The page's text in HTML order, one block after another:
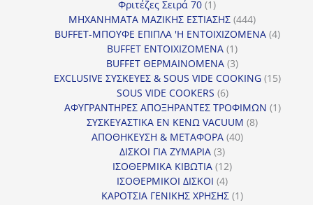
προϊόν
Φριτέζες Σειρά 70 11
προϊόν
ΜΗΧΑΝΗΜΑΤΑ ΜΑΖΙΚΗΣ ΕΣΤΙΑΣΗΣ 444444
προϊόντα
BUFFET-ΜΠΟΥΦΕ ΕΠΙΠΛΑ 'Η ΕΝΤΟΙΧΙΖΟΜΕΝΑ 44
BUFFET ΕΝΤΟΙΧΙΖΟΜΕΝΑ 11
προϊόν
BUFFET ΘΕΡΜΑΙΝΟΜΕΝΑ 33
προϊόντα
EXCLUSIVE ΣΥΣΚΕΥΕΣ & SOUS VIDE COOKING 1515
SOUS VIDE COOKERS 66
προϊόντα
ΑΦΥΓΡΑΝΤΗΡΕΣ ΑΠΟΞΗΡΑΝΤΕΣ ΤΡΟΦΙΜΩΝ 11
ΣΥΣΚΕΥΑΣΤΙΚΑ ΕΝ ΚΕΝΩ VACUUM 88
ΑΠΟΘΗΚΕΥΣΗ & ΜΕΤΑΦΟΡΑ 4040
ΔΙΣΚΟΙ ΓΙΑ ΖΥΜΑΡΙΑ 33
προϊόντα
ΙΣΟΘΕΡΜΙΚΑ ΚΙΒΩΤΙΑ 1212
ΙΣΟΘΕΡΜΙΚΟΙ ΔΙΣΚΟΙ 44
προϊόντα
ΚΑΡΟΤΣΙΑ ΓΕΝΙΚΗΣ ΧΡΗΣΗΣ 11